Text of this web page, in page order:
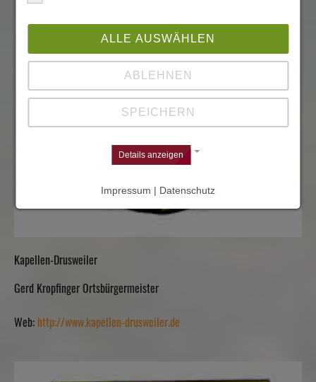
Kapellen-Drusweiler
Gerd Kropfinger Ortsbürgermeister
Web: http://www.kapellen-drusweiler.de
ALLE AUSWÄHLEN
ABLEHNEN
SPEICHERN
Details anzeigen
Impressum | Datenschutz